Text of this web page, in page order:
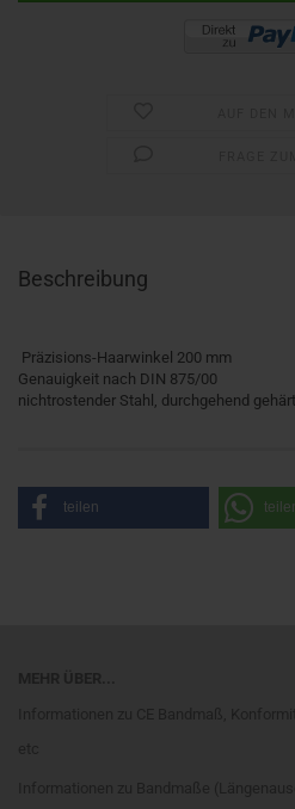
Beschreibung
Präzisions-Haarwinkel 200 mm
Genauigkeit nach DIN 875/00
nichtrostender Stahl, durchgehend
teilen